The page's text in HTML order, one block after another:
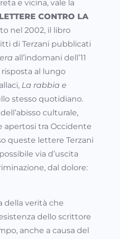
e vicina, vale la
LETTERE CONTRO LA
nel 2002, il libro
di Terzani pubblicati
all’indomani dell’11
al lungo
La rabbia e
stesso quotidiano.
culturale,
apertosi tra Occidente
queste lettere Terzani
via d’uscita
dal dolore:
della verità che
dello scrittore
anche a causa del